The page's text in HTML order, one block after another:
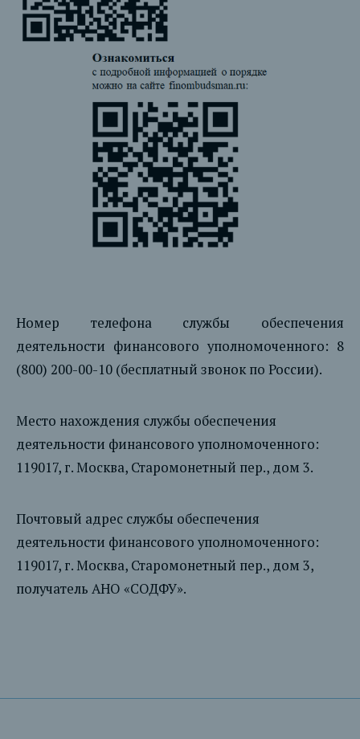
Номер телефона службы обеспечения
деятельности финансового уполномоченного: 8
(800) 200-00-10 (бесплатный звонок по России).
Место нахождения службы обеспечения
деятельности финансового уполномоченного:
119017, г. Москва, Старомонетный пер., дом 3.
Почтовый адрес службы обеспечения
деятельности финансового уполномоченного:
119017, г. Москва, Старомонетный пер., дом 3,
получатель АНО «СОДФУ».